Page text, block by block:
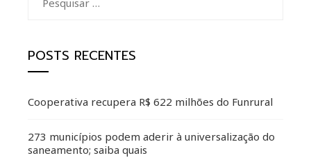
por:
POSTS RECENTES
Cooperativa recupera R$ 622 milhões do Funrural
273 municípios podem aderir à universalização do
saneamento; saiba quais